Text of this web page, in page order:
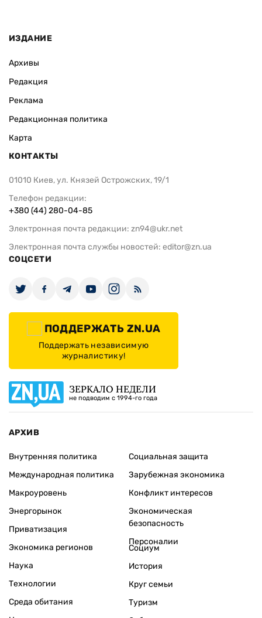
ИЗДАНИЕ
Архивы
Редакция
Реклама
Редакционная политика
Карта
КОНТАКТЫ
01010 Киев, ул. Князей Острожских, 19/1
Телефон редакции:
+380 (44) 280-04-85
Электронная почта редакции: zn94@ukr.net
Электронная почта службы новостей: editor@zn.ua
СОЦСЕТИ
ПОДДЕРЖАТЬ ZN.UA
Поддержать независимую
журналистику!
ЗЕРКАЛО НЕДЕЛИ
не подводим с 1994-го года
АРХИВ
Внутренняя политика
Международная политика
Макроуровень
Энергорынок
Приватизация
Экономика регионов
Социальная защита
Зарубежная экономика
Конфликт интересов
Экономическая
безопасность
Персоналии
Наука
Технологии
Среда обитания
Социум
История
Круг семьи
Туризм